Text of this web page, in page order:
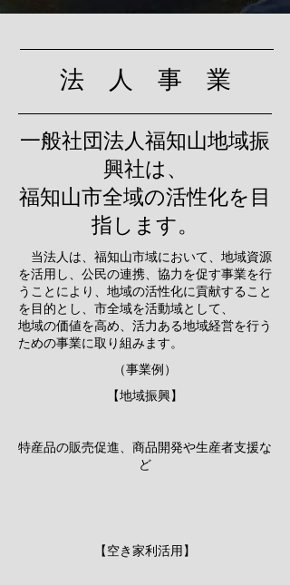
法 人 事 業
一般社団法人福知山地域振
興社は、
​福知山市全域の活性化を目
指します。
当法人は、 福知山市域において、地域資源
を活用し、公民の連携、協力を促す事業を行
うことにより、地域の活性化に貢献すること
を目的とし、市全域を活動域として、
地域の価値を高め、活力ある地域経営を行う
ための事業に取り組みます。
（事業例）
​【地域振興】
特産品の販売促進、商品開発や生産者支援な
ど
【空き家利活用】